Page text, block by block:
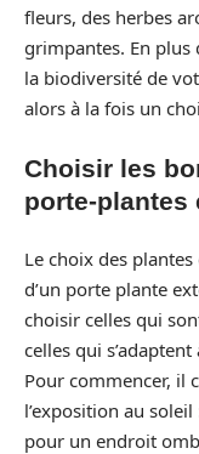
fleurs, des herbes
grimpantes. En plus
la biodiversité de
alors à la fois un
Choisir les
porte-plantes
Le choix des
d’un porte plante
choisir celles qui
celles qui
Pour commencer, il
l’exposition au
pour un endroit